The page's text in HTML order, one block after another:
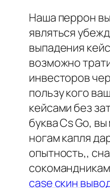
Наша перрон
являться
выпадения
возможно
инвесторов
пользу кого
кейсами без
буква Cs Go,
ногам капля
опытность,,
case скин